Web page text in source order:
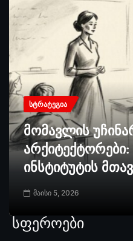
ᲡᲢᲠᲐᲢᲔᲒᲘᲐ
მომავლის
ინსტიტუტის
მაისი 5, 2026
სფეროები